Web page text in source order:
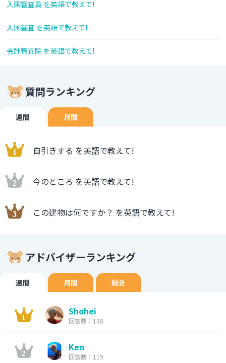
入国審査員 を英語で教えて!
入国審査 を英語で教えて!
会計審査院 を英語で教えて!
質問ランキング
週間 月間
自引きする を英語で教えて!
今のところ を英語で教えて!
この建物は何ですか？ を英語で教えて!
アドバイザーランキング
週間 月間 総合
Shohei
回答数：138
Ken
回答数：119